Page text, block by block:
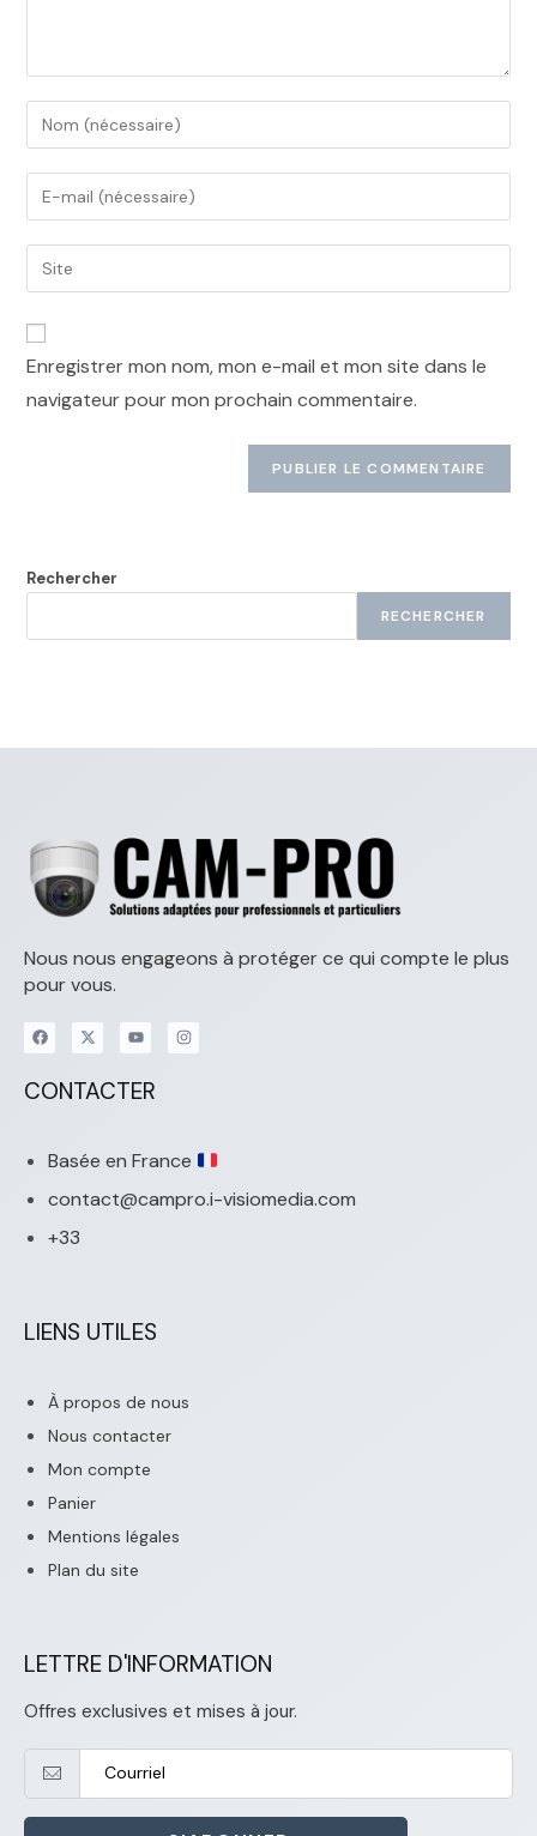
Enregistrer mon nom, mon e-mail et mon site dans le
navigateur pour mon prochain commentaire.
Rechercher
RECHERCHER
Nous nous engageons à protéger ce qui compte le plus
pour vous.
CONTACTER
Basée en France
contact@campro.i-visiomedia.com
+33
LIENS UTILES
À propos de nous
Nous contacter
Mon compte
Panier
Mentions légales
Plan du site
LETTRE D'INFORMATION
Offres exclusives et mises à jour.